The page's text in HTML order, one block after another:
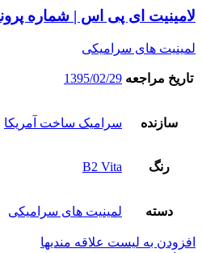
لامینیت ای پی اس | شماره پرونده :
لمینیت های سرامیکی
تاریخ مراجعه 1395/02/29
سازنده سرامیک ساخت آمریکا
رنگ B2 Vita
دسته لمینیت های سرامیکی
افزودن به لیست علاقه مندیها